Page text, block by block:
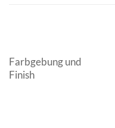
Farbgebung und
Finish